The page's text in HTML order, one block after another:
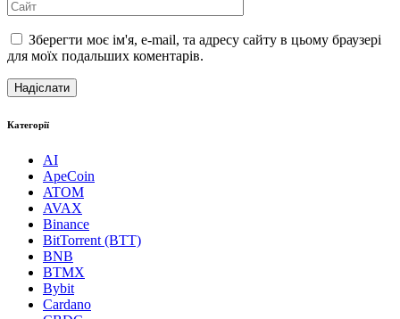
Зберегти моє ім'я, e-mail, та адресу сайту в цьому браузері
для моїх подальших коментарів.
Категорії
AI
ApeCoin
ATOM
AVAX
Binance
BitTorrent (BTT)
BNB
BTMX
Bybit
Cardano